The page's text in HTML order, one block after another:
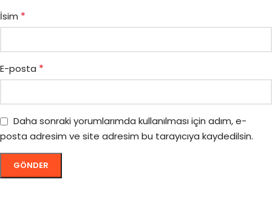
İsim *
E-posta *
Daha sonraki yorumlarımda kullanılması için adım, e-
posta adresim ve site adresim bu tarayıcıya kaydedilsin.